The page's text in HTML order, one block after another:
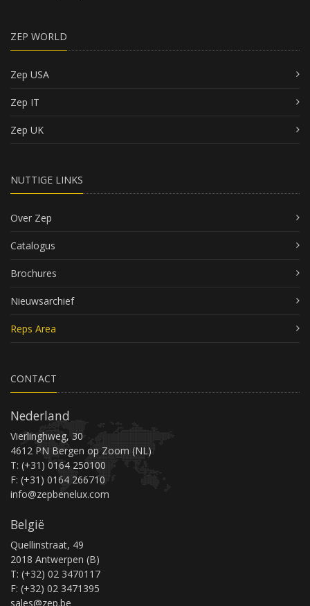
ZEP WORLD
Zep USA
Zep IT
Zep UK
NUTTIGE LINKS
Over Zep
Catalogus
Brochures
Nieuwsarchief
Reps Area
CONTACT
Nederland
Vierlinghweg, 30
4612 PN Bergen op Zoom (NL)
T: (+31) 0164 250100
F: (+31) 0164 266710
info@zepbenelux.com
België
Quellinstraat, 49
2018 Antwerpen (B)
T: (+32) 02 3470117
F: (+32) 02 3471395
sales@zep.be